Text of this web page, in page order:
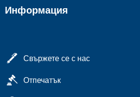
Информация
Свържете се с нас
Отпечатък